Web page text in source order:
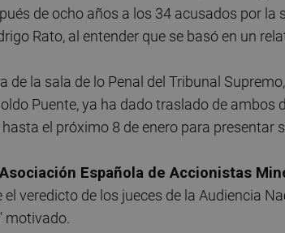
de ocho años a los 34 acusados por la
Rato, al entender que se basó en un
de la sala de lo Penal del Tribunal
Puente, ya ha dado traslado de ambos
el próximo 8 de enero para presentar
Asociación Española de Accionistas
el veredicto de los jueces de la Audiencia
motivado.